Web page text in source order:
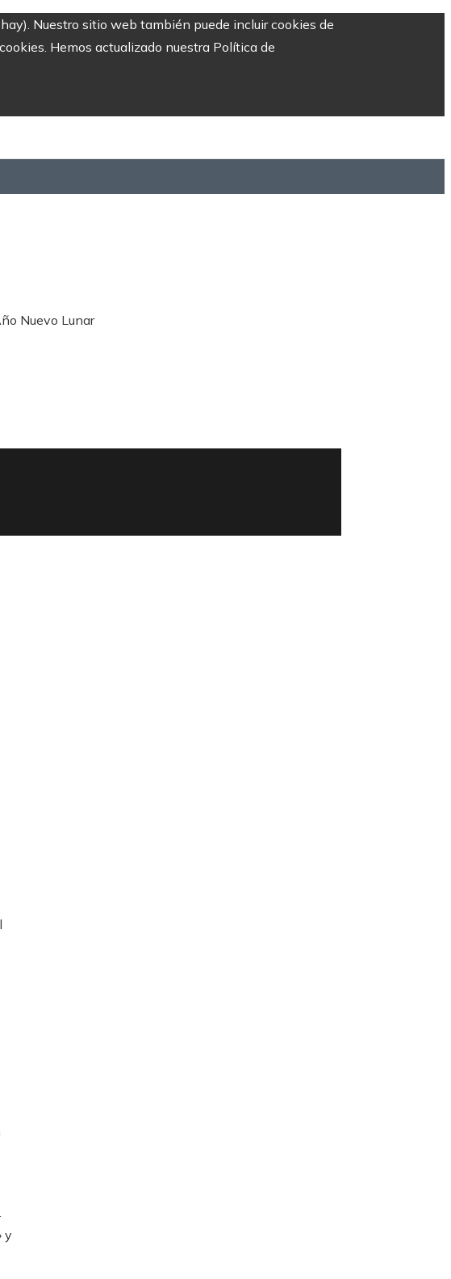
Nuestro sitio web también puede incluir cookies de
Hemos actualizado nuestra Política de
Nuevo Lunar
y